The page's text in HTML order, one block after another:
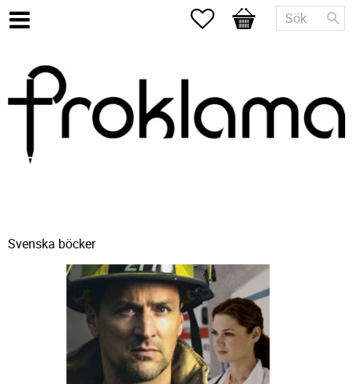
Favoriter
Kundvagn
Svenska böcker